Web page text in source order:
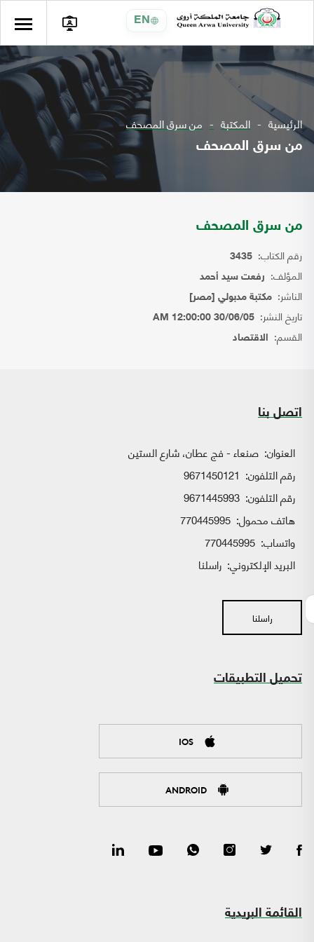
EN
الرئيسية المكتبة من سرق المصحف
من سرق المصحف
من سرق المصحف
رقم الكتاب: 3435
المؤلف: رفعت سيد أحمد
الناشر: مكتبة مدبولي [مصر]
تاريخ النشر: 30/06/05 12:00:00 AM
القسم: الاقتصاد
اتصل بنا
العنوان: صنعاء - فج عطان، شارع الستين
رقم التلفون: 9671450121
رقم التلفون: 9671445993
هاتف محمول: 770445995
واتساب:
البريد الإلكتروني: راسلنا
راسلنا
تحميل التطبيقات
IOS
ANDROID
القائمة البريدية